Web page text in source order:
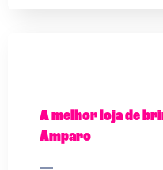
A melhor loja de
Amparo